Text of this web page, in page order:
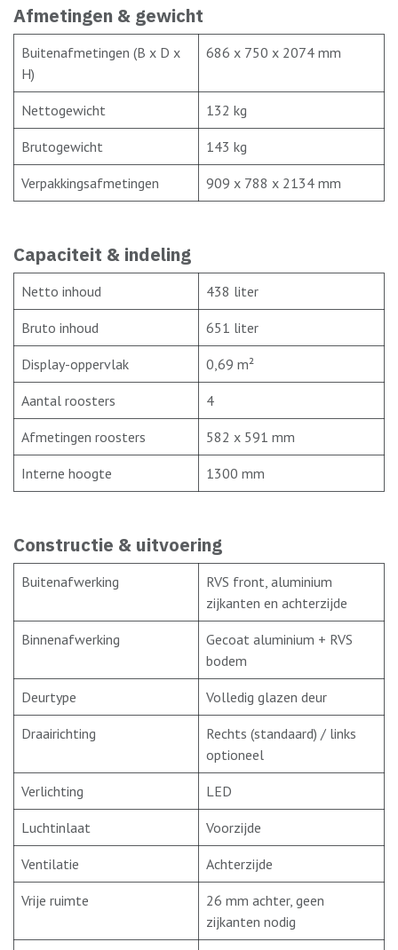
Afmetingen & gewicht
Buitenafmetingen (B x D x
H)
686 x 750 x 2074 mm
Nettogewicht 132 kg
Brutogewicht 143 kg
Verpakkingsafmetingen 909 x 788 x 2134 mm
Capaciteit & indeling
Netto inhoud 438 liter
Bruto inhoud 651 liter
Display-oppervlak 0,69 m²
Aantal roosters 4
Afmetingen roosters 582 x 591 mm
Interne hoogte 1300 mm
Constructie & uitvoering
Buitenafwerking
RVS front, aluminium
zijkanten en achterzijde
Binnenafwerking
Gecoat aluminium + RVS
bodem
Deurtype Volledig glazen deur
Draairichting
Rechts (standaard) / links
optioneel
Verlichting LED
Luchtinlaat Voorzijde
Ventilatie Achterzijde
Vrije ruimte
26 mm achter, geen
zijkanten nodig